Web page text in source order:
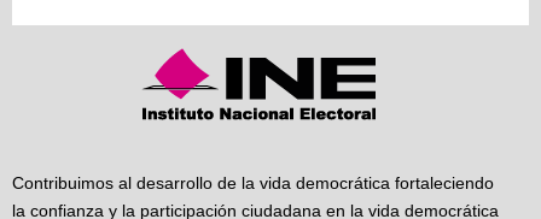
Contribuimos al desarrollo de la vida democrática fortaleciendo
la confianza y la participación ciudadana en la vida democrática